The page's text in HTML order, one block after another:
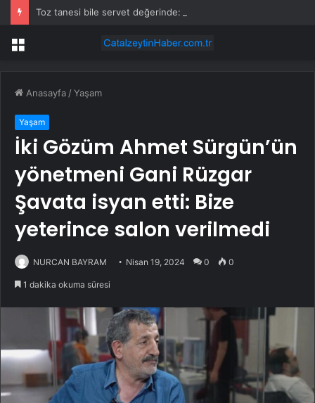
Menü
Anasayfa /Yaşam
Yaşam
İki Gözüm Ahmet Sürgün’ün
yönetmeni Gani Rüzgar
Şavata isyan etti: Bize
yeterince salon verilmedi
NURCAN BAYRAM Nisan 19, 2024 0 0
1 dakika okuma süresi